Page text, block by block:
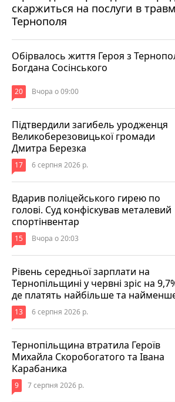
скаржиться на послуги в
Тернополя
Обірвалось життя Героя з
Богдана Сосінського
20 Вчора о 09:00
Підтвердили загибель уродженця
Великоберезовицької громади
Дмитра Березка
17 6 серпня 2026 р.
Вдарив поліцейського гирею по
голові. Суд конфіскував металевий
спортінвентар
15 Вчора о 20:03
Рівень середньої зарплати на
Тернопільщині у червні зріс на
де платять найбільше та
13 6 серпня 2026 р.
Тернопільщина втратила Героїв
Михайла Скоробогатого та Івана
Карабаника
9 7 серпня 2026 р.